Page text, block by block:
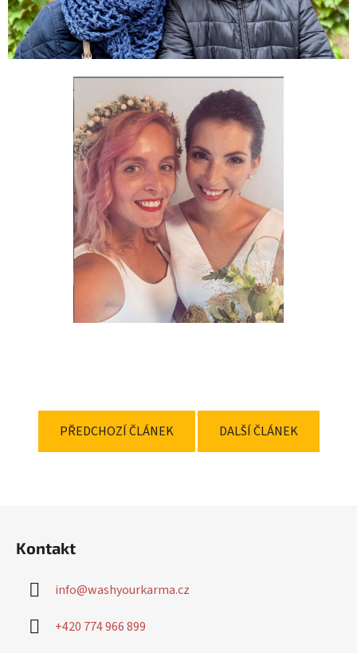
PŘEDCHOZÍ ČLÁNEK DALŠÍ ČLÁNEK
Kontakt
info@washyourkarma.cz
+420 774 966 899